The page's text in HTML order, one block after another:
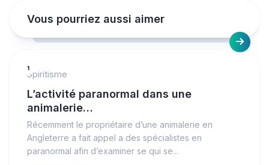
Vous pourriez aussi aimer
1
Spiritisme
L’activité paranormal dans une
animalerie…
Récemment le propriétaire d’une animalerie en
Angleterre a fait appel a des spécialistes en
paranormal afin d’examiner se qui se...